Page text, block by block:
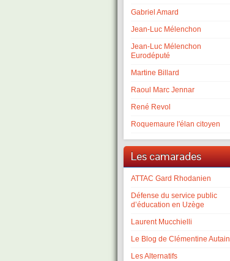
Gabriel Amard
Jean-Luc Mélenchon
Jean-Luc Mélenchon
Eurodéputé
Martine Billard
Raoul Marc Jennar
René Revol
Roquemaure l'élan citoyen
Les camarades
ATTAC Gard Rhodanien
Défense du service public
d’éducation en Uzège
Laurent Mucchielli
Le Blog de Clémentine Autain
Les Alternatifs